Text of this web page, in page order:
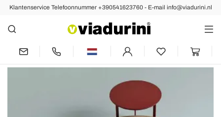
Klantenservice Telefoonnummer +390541623760 - E-mail info@viadurini.nl
Vorige Volgende
Salontafel met 3 stalen poten en
gekleurd houten blad - Mooi